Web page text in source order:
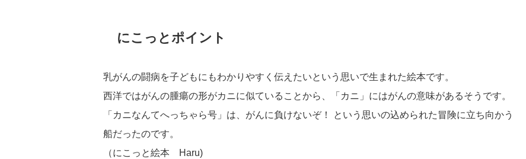
にこっとポイント
乳がんの闘病を子どもにもわかりやすく伝えたいという思いで生まれた絵本です。
西洋ではがんの腫瘍の形がカニに似ていることから、「カニ」にはがんの意味があるそうです。
「カニなんてへっちゃら号」は、がんに負けないぞ！ という思いの込められた冒険に立ち向かう
船だったのです。
（にこっと絵本 Haru)